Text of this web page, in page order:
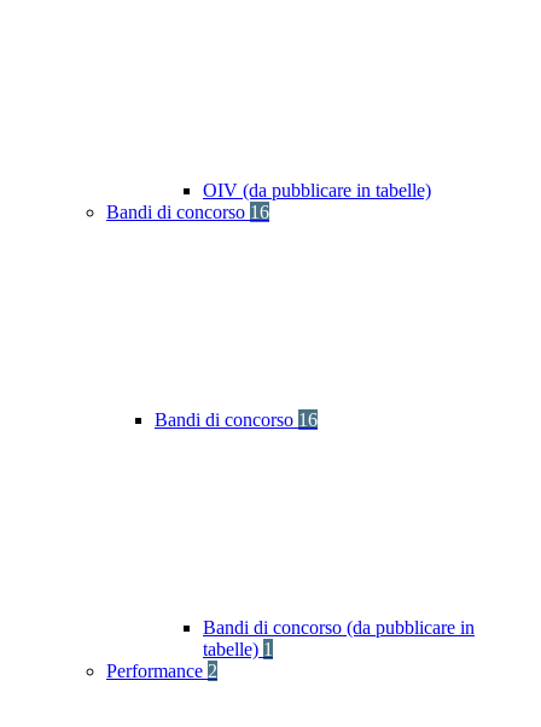
OIV (da pubblicare in tabelle)
Bandi di concorso 16
Bandi di concorso 16
Bandi di concorso (da pubblicare in
tabelle) 1
Performance 2